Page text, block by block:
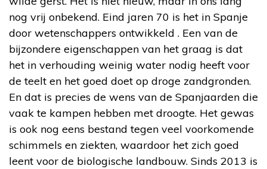
nog vrij onbekend. Eind jaren 70 is het in Spanje
door wetenschappers ontwikkeld . Een van de
bijzondere eigenschappen van het graag is dat
het in verhouding weinig water nodig heeft voor
de teelt en het goed doet op droge zandgronden.
En dat is precies de wens van de Spanjaarden die
vaak te kampen hebben met droogte. Het gewas
is ook nog eens bestand tegen veel voorkomende
schimmels en ziekten, waardoor het zich goed
leent voor de biologische landbouw. Sinds 2013 is